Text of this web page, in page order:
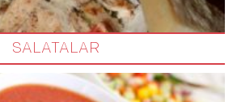
SALATALAR